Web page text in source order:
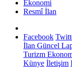
Ekonomi
Resmî İlan
Facebook
İlan Güncel
Turizm
Künye İletişim